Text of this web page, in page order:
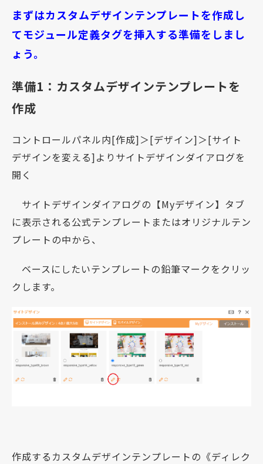
まずはカスタムデザインテンプレートを作成し
てモジュール定義タグを挿入する準備をしまし
ょう。
準備1：カスタムデザインテンプレートを
作成
コントロールパネル内[作成]＞[デザイン]＞[サイト
デザインを変える]よりサイトデザインダイアログを
開く
サイトデザインダイアログの【Myデザイン】タブ
に表示される公式テンプレートまたはオリジナルテン
プレートの中から、
ベースにしたいテンプレートの鉛筆マークをクリッ
クします。
作成するカスタムデザインテンプレートの《ディレク